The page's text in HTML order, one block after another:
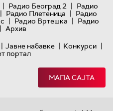
| Радио Београд 2 | Радио
| Радио Плетеница | Радио
| Радио Вртешка | Радио
| Архив
| Јавне набавке | Конкурси |
портал
МАПА САЈТА